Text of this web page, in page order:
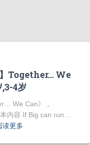
Together… We
4岁
We Can》，
内容 If Big can run…
读更多